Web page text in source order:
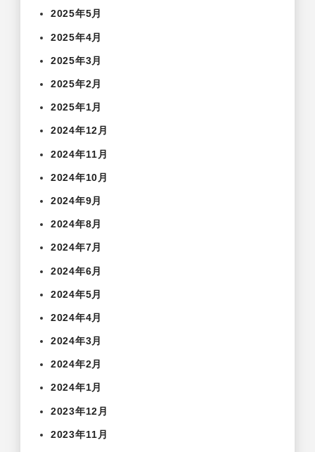
2025年5月
2025年4月
2025年3月
2025年2月
2025年1月
2024年12月
2024年11月
2024年10月
2024年9月
2024年8月
2024年7月
2024年6月
2024年5月
2024年4月
2024年3月
2024年2月
2024年1月
2023年12月
2023年11月